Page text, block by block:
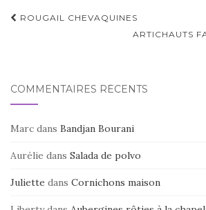
Navigation
ROUGAIL CHEVAQUINES
ARTICHAUTS
COMMENTAIRES RÉCENTS
Marc dans Bandjan Bourani
Aurélie dans Salada de polvo
Juliette dans Cornichons maison